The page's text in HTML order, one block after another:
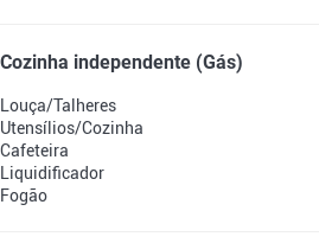
Cozinha independente (Gás)
Louça/Talheres
Utensílios/Cozinha
Cafeteira
Liquidificador
Fogão